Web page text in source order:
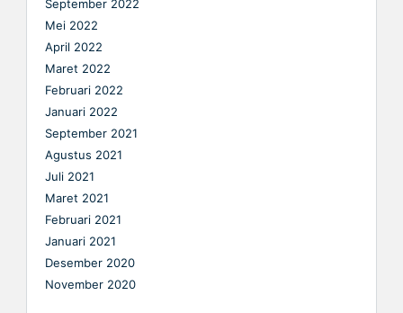
September 2022
Mei 2022
April 2022
Maret 2022
Februari 2022
Januari 2022
September 2021
Agustus 2021
Juli 2021
Maret 2021
Februari 2021
Januari 2021
Desember 2020
November 2020